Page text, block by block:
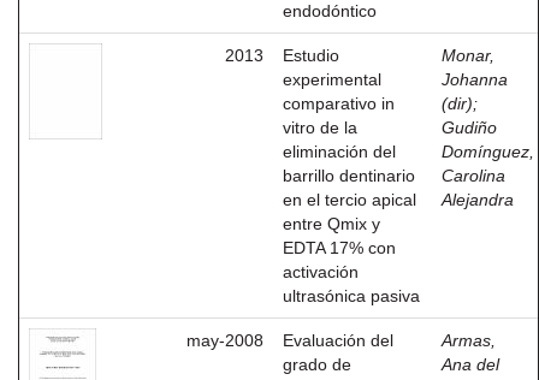
endodóntico
2013
Estudio
experimental
comparativo in
vitro de la
eliminación del
barrillo dentinario
en el tercio apical
entre Qmix y
EDTA 17% con
activación
ultrasónica pasiva
Monar,
Johanna
(dir);
Gudiño
Domínguez,
Carolina
Alejandra
may-2008
Evaluación del
grado de
Armas,
Ana del